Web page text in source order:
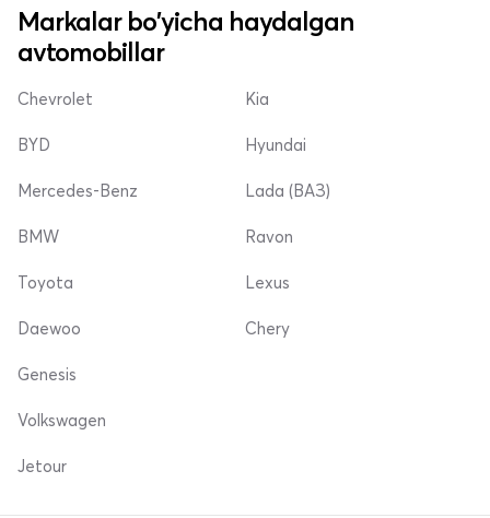
Markalar bo'yicha haydalgan
avtomobillar
Chevrolet
BYD
Mercedes-Benz
Kia
Hyundai
Lada (ВАЗ)
BMW
Toyota
Daewoo
Ravon
Lexus
Chery
Genesis
Volkswagen
Jetour